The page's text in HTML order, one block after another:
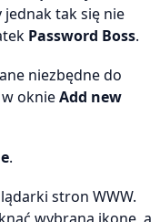
tak się nie
Password Boss.
niezbędne do
oknieAdd new
.
stron WWW.
wybraną ikonę, a